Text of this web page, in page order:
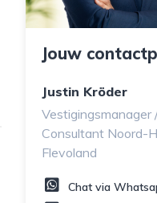
Jouw
Justin Kröder
Vestigingsmanager
Consultant Noord-
Flevoland
Chat via